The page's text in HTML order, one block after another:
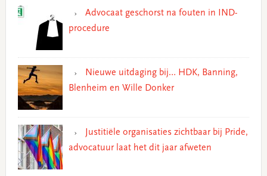
Advocaat geschorst na fouten in IND-
procedure
Nieuwe uitdaging bij… HDK, Banning,
Blenheim en Wille Donker
Justitiële organisaties zichtbaar bij Pride,
advocatuur laat het dit jaar afweten